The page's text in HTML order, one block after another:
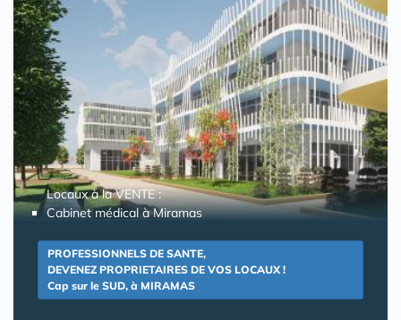
Locaux à la VENTE :
Cabinet médical à Miramas
PROFESSIONNELS DE SANTE,
DEVENEZ PROPRIETAIRES DE VOS LOCAUX !
Cap sur le SUD, à MIRAMAS